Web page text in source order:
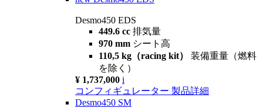
Desmo450 EDS
449.6 cc 排気量
970 mm シート高
110,5 kg（racing kit） 装備重量（燃料
を除く）
¥ 1,737,000 i
コンフィギュレーター 製品詳細
Desmo450 SM